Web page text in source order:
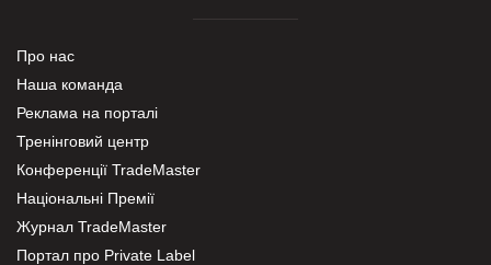
Про нас
Наша команда
Реклама на порталі
Тренінговий центр
Конференції TradeMaster
Національні Премії
Журнал TradeMaster
Портал про Private Label